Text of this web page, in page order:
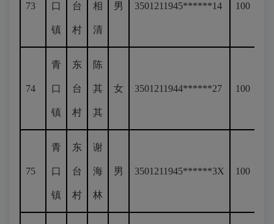
73 口
镇
台
村
相
清
男 3501211945******14 100
74
青
口
镇
东
台
村
陈
其
其
女 3501211944******27 100
75
青
口
镇
东
台
村
谢
海
林
男 3501211945******3X 100